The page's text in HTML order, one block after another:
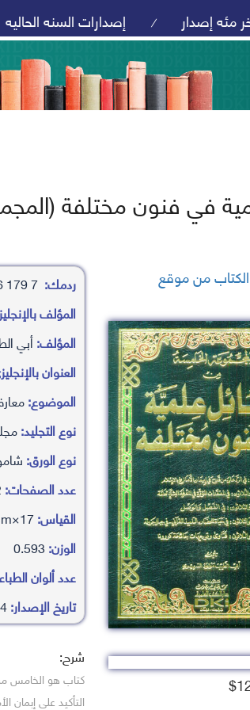
مئه إصدار / إصدارات السنه الحاليه
في فنون مختلفة
من موقع ردمك: 7 179 496 614 978
المؤلف
المؤلف:أبي
العنوان
الموضوع:
نوع التجليد:
نوع الورق:
عدد الصفحات:
القياس:17×24cm
الوزن:
عدد ألوان
تاريخ الإصدار:2024-12-03
شرح:
كتاب هو الخامس
التأكيد على إبمان